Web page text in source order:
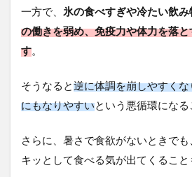
一方で、 氷の食べすぎや冷たい飲
の働きを弱め、免疫力や体力を落
す。
そうなると逆に体調を崩しやすく
にもなりやすいという悪循環になる
さらに、暑さで食欲がないときで
キッとして食べる気が出てくること